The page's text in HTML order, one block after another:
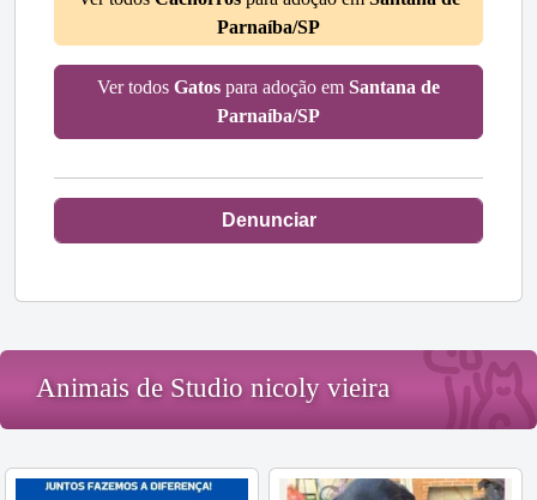
Parnaíba/SP
Ver todos Gatos para adoção em Santana de
Parnaíba/SP
Denunciar
Animais de Studio nicoly vieira